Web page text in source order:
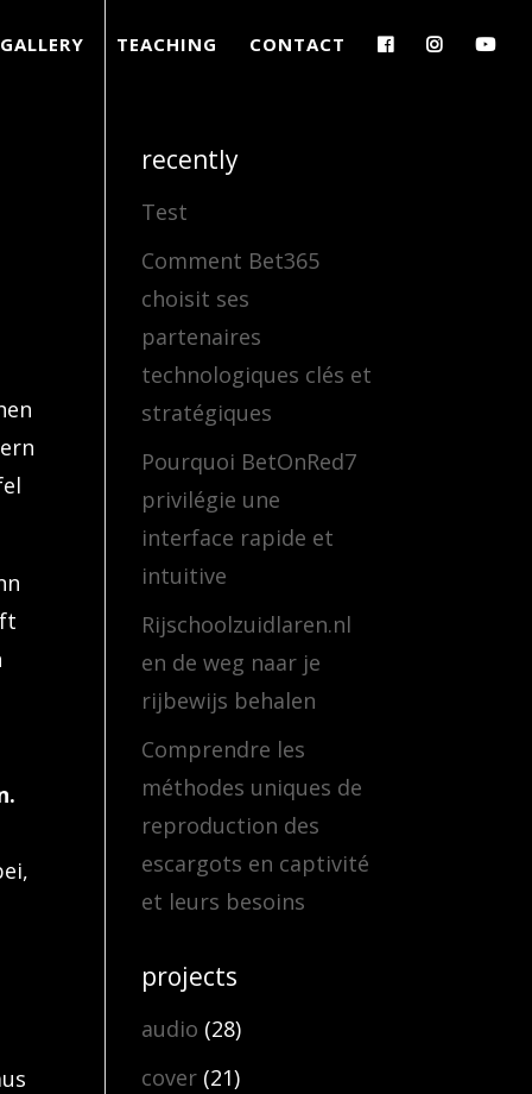
GALLERY TEACHING CONTACT
recently
Test
Comment Bet365
choisit ses
partenaires
technologiques clés et
stratégiques
Pourquoi BetOnRed7
privilégie une
interface rapide et
intuitive
Rijschoolzuidlaren.nl
en de weg naar je
rijbewijs behalen
Comprendre les
méthodes uniques de
reproduction des
escargots en captivité
et leurs besoins
projects
audio (28)
cover (21)